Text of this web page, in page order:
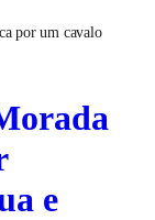
por um cavalo
e